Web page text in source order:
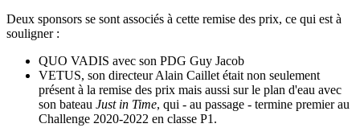
Deux sponsors se sont associés à cette remise des prix, ce qui est à
souligner :
QUO VADIS avec son PDG Guy Jacob
VETUS, son directeur Alain Caillet était non seulement
présent à la remise des prix mais aussi sur le plan d'eau avec
son bateau Just in Time, qui - au passage - termine premier au
Challenge 2020-2022 en classe P1.